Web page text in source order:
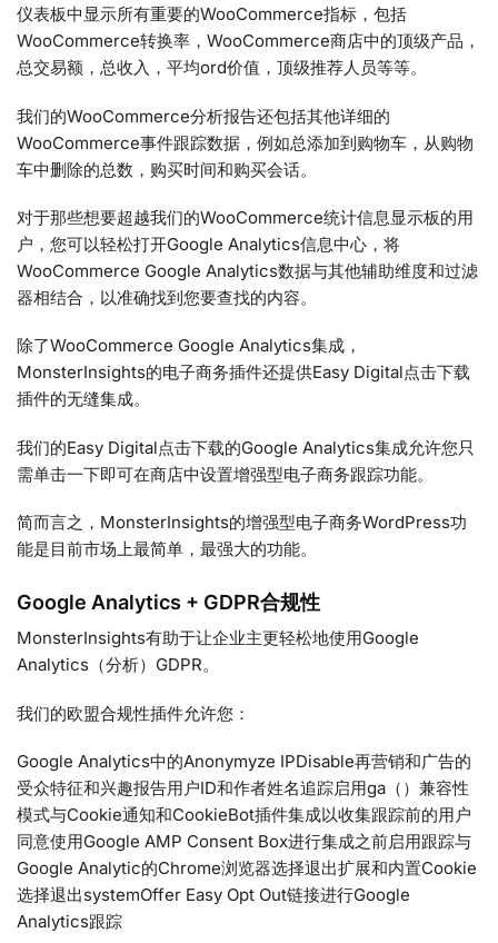
仪表板中显示所有重要的WooCommerce指标，包括
WooCommerce转换率，WooCommerce商店中的顶级产品，
总交易额，总收入，平均ord价值，顶级推荐人员等等。
我们的WooCommerce分析报告还包括其他详细的
WooCommerce事件跟踪数据，例如总添加到购物车，从购物
车中删除的总数，购买时间和购买会话。
对于那些想要超越我们的WooCommerce统计信息显示板的用
户，您可以轻松打开Goog​​le Analytics信息中心，将
WooCommerce Google Analytics数据与其他辅助维度和过滤
器相结合，以准确找到您要查找的内容。
除了WooCommerce Google Analytics集成，
MonsterInsights的电子商务插件还提供Easy Digital点击下载
插件的无缝集成。
我们的Easy Digital点击下载的Google Analytics集成允许您只
需单击一下即可在商店中设置增强型电子商务跟踪功能。
简而言之，MonsterInsights的增强型电子商务WordPress功
能是目前市场上最简单，最强大的功能。
Google Analytics + GDPR合规性
MonsterInsights有助于让企业主更轻松地使用Google
Analytics（分析）GDPR。
我们的欧盟合规性插件允许您：
Google Analytics中的Anonymyze IPDisable再营销和广告的
受众特征和兴趣报告用户ID和作者姓名追踪启用ga（）兼容性
模式与Cookie通知和CookieBot插件集成以收集跟踪前的用户
同意使用Google AMP Consent Box进行集成之前启用跟踪与
Google Analytic的Chrome浏览器选择退出扩展和内置Cookie
选择退出systemOffer Easy Opt Out链接进行Google
Analytics跟踪